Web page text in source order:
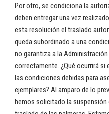
Por otro, se condiciona la
deben entregar una vez
esta resolución el traslado
queda subordinado a una
no garantiza a la
correctamente. ¿Qué ocurrirá si
las condiciones debidas para
ejemplares? Al amparo de lo
hemos solicitado la suspensión